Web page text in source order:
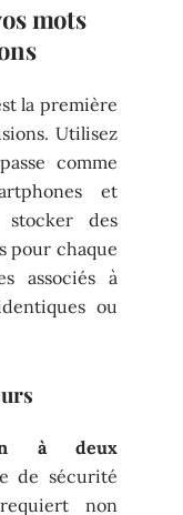
mots
la première
Utilisez
comme
et
des
pour chaque
associés à
ou
à deux
de sécurité
non